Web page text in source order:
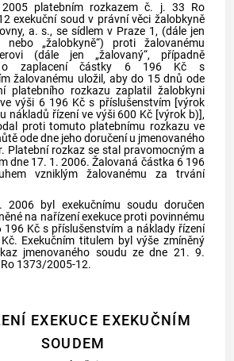
platebním rozkazem č. j. 33 Ro
exekuční soud v právní věci žalobkyně
a. s., se sídlem v Praze 1, (dále jen
nebo „žalobkyně“) proti žalovanému
(dále jen „žalovaný“, případně
o zaplacení částky 6 196 Kč s
žalovanému uložil, aby do 15 dnů ode
platebního rozkazu zaplatil žalobkyni
výši 6 196 Kč s příslušenstvím [výrok
nákladů řízení ve výši 600 Kč [výrok b)],
proti tomuto platebnímu rozkazu ve
ode dne jeho doručení u jmenovaného
Platební rozkaz se stal pravomocným a
dne 17. 1. 2006. Žalovaná částka 6 196
vzniklým žalovanému za trvání
2006 byl exekučnímu soudu doručen
na nařízeníexekuce proti povinnému
196 Kč s příslušenstvím a náklady řízení
Exekučním titulem byl výše zmíněný
jmenovaného soudu ze dne 21. 9.
1373/2005-12.
EXEKUCE EXEKUČNÍM
SOUDEM